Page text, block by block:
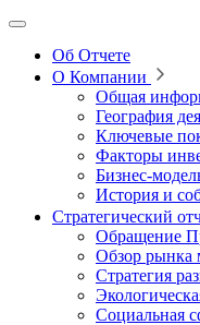
Об Отчете
О Компании
Общая
География
Ключевые
Факторы
Бизнес-
История и
Стратегический
Обращение
Обзор рынка
Стратегия
Социальная